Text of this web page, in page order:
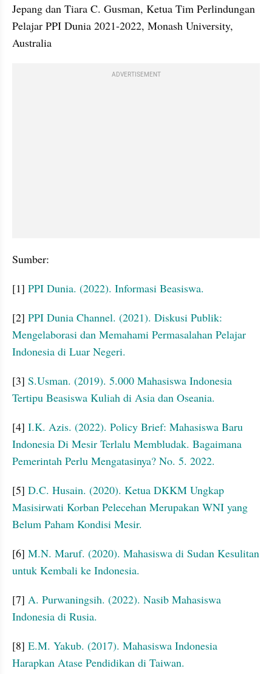
Jepang dan Tiara C. Gusman, Ketua Tim Perlindungan
Pelajar PPI Dunia 2021-2022, Monash University,
Australia
ADVERTISEMENT
Sumber:
[1] PPI Dunia. (2022). Informasi Beasiswa.
[2] PPI Dunia Channel. (2021). Diskusi Publik:
Mengelaborasi dan Memahami Permasalahan Pelajar
Indonesia di Luar Negeri.
[3] S.Usman. (2019). 5.000 Mahasiswa Indonesia
Tertipu Beasiswa Kuliah di Asia dan Oseania.
[4] I.K. Azis. (2022). Policy Brief: Mahasiswa Baru
Indonesia Di Mesir Terlalu Membludak. Bagaimana
Pemerintah Perlu Mengatasinya? No. 5. 2022.
[5] D.C. Husain. (2020). Ketua DKKM Ungkap
Masisirwati Korban Pelecehan Merupakan WNI yang
Belum Paham Kondisi Mesir.
[6] M.N. Maruf. (2020). Mahasiswa di Sudan Kesulitan
untuk Kembali ke Indonesia.
[7] A. Purwaningsih. (2022). Nasib Mahasiswa
Indonesia di Rusia.
[8] E.M. Yakub. (2017). Mahasiswa Indonesia
Harapkan Atase Pendidikan di Taiwan.